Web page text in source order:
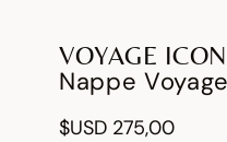
VOYAGE
Nappe
$USD 275,00